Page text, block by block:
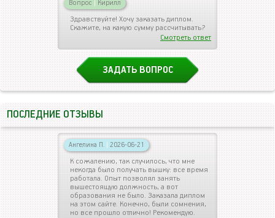
Вопрос | Кирилл
Здравствуйте! Хочу заказать диплом.
Скажите, на какую сумму рассчитывать?
Смотреть ответ
ЗАДАТЬ ВОПРОС
ПОСЛЕДНИЕ ОТЗЫВЫ
Ангелина П. | 2026-06-21
К сожалению, так случилось, что мне
некогда было получать вышку: все время
работала. Опыт позволял занять
вышестоящую должность, а вот
образования не было. Заказала диплом
на этом сайте. Конечно, были сомнения,
но все прошло отлично! Рекомендую.